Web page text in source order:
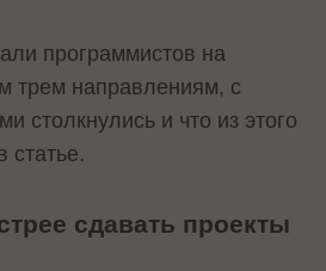
программистов на
трем направлениям, с
столкнулись и что из этого
статье.
сдавать проекты